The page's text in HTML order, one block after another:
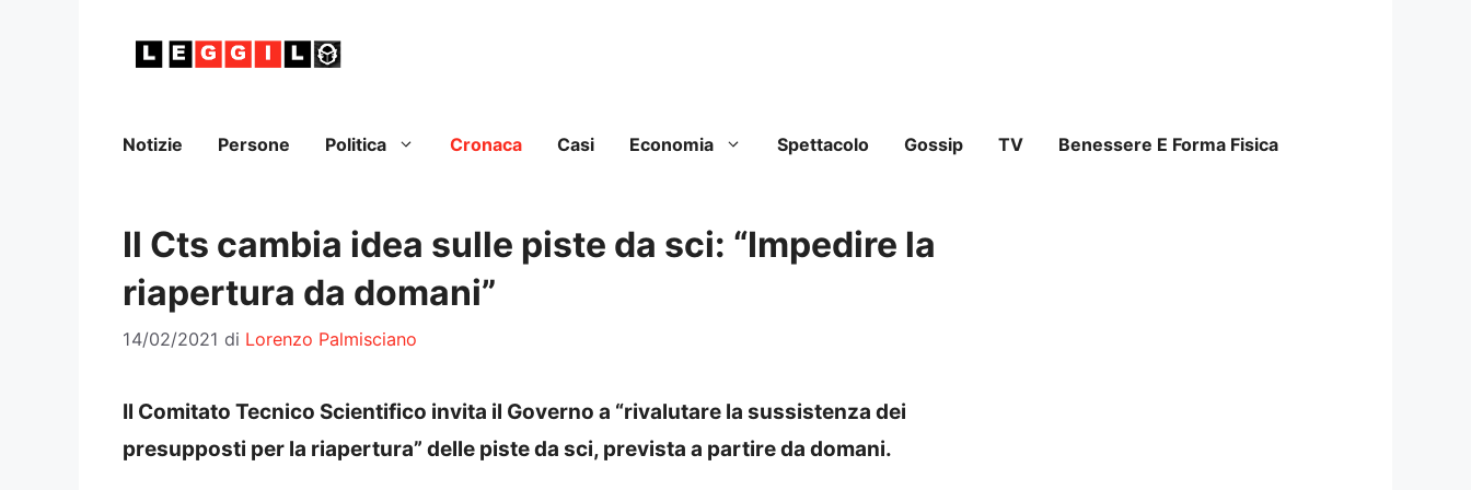
Notizie Persone Politica Cronaca Casi Economia Spettacolo Gossip TV Benessere E Forma Fisica
Il Cts cambia idea sulle piste da sci: “Impedire la
riapertura da domani”
14/02/2021 di Lorenzo Palmisciano
Il Comitato Tecnico Scientifico invita il Governo a “rivalutare la sussistenza dei
presupposti per la riapertura” delle piste da sci, prevista a partire da domani.